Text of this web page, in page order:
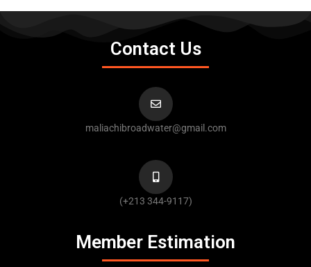
Contact Us
maliachibroadwater@gmail.com
(+213 344-9117)
Member Estimation